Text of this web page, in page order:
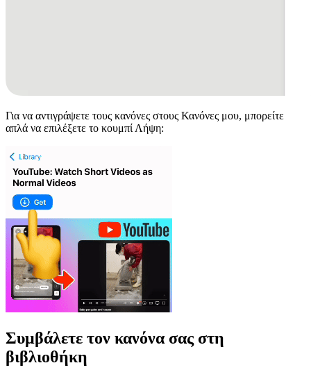
Για να αντιγράψετε τους κανόνες στους Κανόνες μου, μπορείτε
απλά να επιλέξετε το κουμπί Λήψη:
Συμβάλετε τον κανόνα σας στη
βιβλιοθήκη